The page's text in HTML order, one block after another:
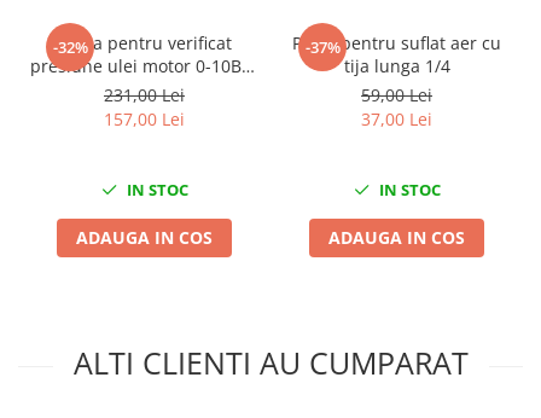
Filtre Pneumatice
Furtune Aer Comprimat
Masini de gaurit si taiat
Scule pentru nituit si capsat
Injectoare
-32%
Trusa pentru verificat
presiune ulei motor 0-10Bar
10 adaptoare
231,00 Lei
157,00 Lei
IN STOC
ADAUGA IN COS
-37%
Pistol pentru suflat aer cu
tija lunga 1/4
59,00 Lei
37,00 Lei
IN STOC
ADAUGA IN COS
ALTI CLIENTI AU CUMPARAT